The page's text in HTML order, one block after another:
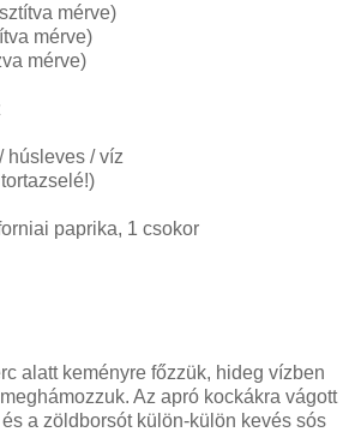
mérve)
mérve)
mérve)
húsleves / víz
paprika, 1 csokor
alatt keményre főzzük, hideg vízben
Az apró kockákra vágott
a zöldborsót külön-külön kevés sós